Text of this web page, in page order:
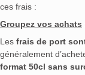
ces frais :
Groupez vos achats
Les frais de port
généralement
format 50cl sans